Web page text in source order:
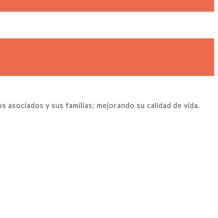
y sus familias; mejorando su calidad de vida.